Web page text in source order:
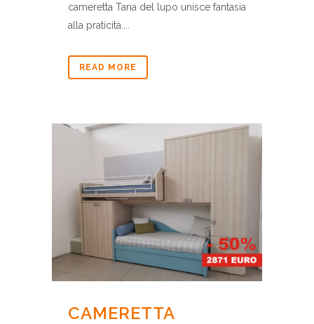
cameretta Tana del lupo unisce fantasia
alla praticità....
READ MORE
CAMERETTA